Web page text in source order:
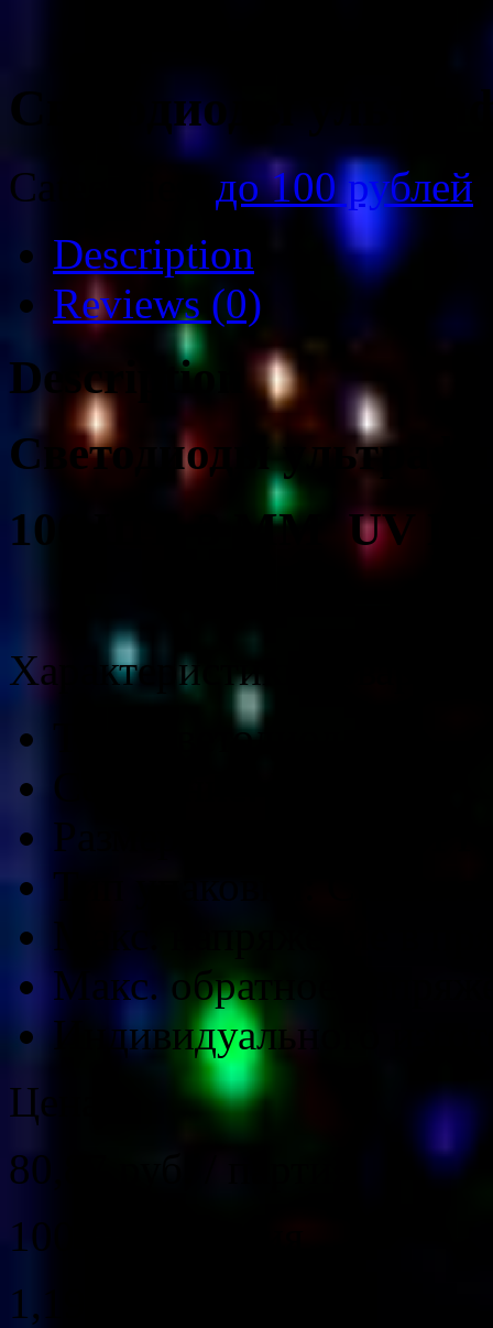
Светодиоды
Categories: до 100 рублей
Description
Reviews (0)
Description
Светодиоды
100 ШТ. 3 ММ UV
Характеристики товара
Светодиод
Состояние:
Размер модели:
Тип упаковки:
Макс. напряжение в
Макс. обратное
Индивидуального
Цена:
80,87
100 шт. / партия
1,19